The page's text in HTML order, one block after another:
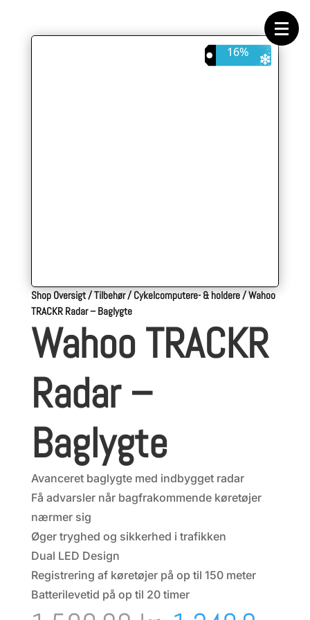
16%
Shop Oversigt/Tilbehør/Cykelcomputere- & holdere/Wahoo
TRACKR Radar – Baglygte
Wahoo TRACKR
Radar –
Baglygte
Avanceret baglygte med indbygget radar
Få advarsler når bagfrakommende køretøjer
nærmer sig
Øger tryghed og sikkerhed i trafikken
Dual LED Design
Registrering af køretøjer på op til 150 meter
Batterilevetid på op til 20 timer